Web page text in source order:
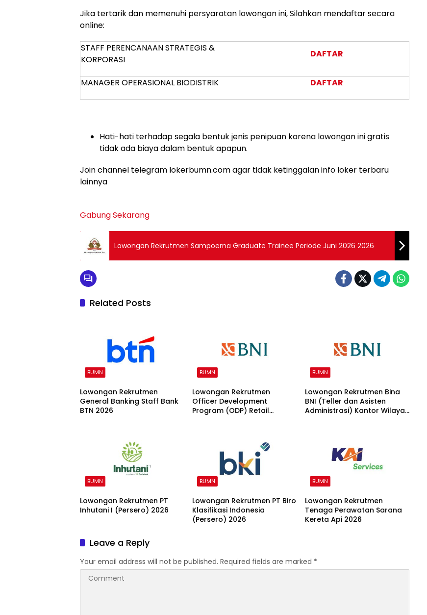
Jika tertarik dan memenuhi persyaratan lowongan ini, Silahkan mendaftar secara
online:
STAFF PERENCANAAN STRATEGIS &
KORPORASI
DAFTAR
MANAGER OPERASIONAL BIODISTRIK DAFTAR
Hati-hati terhadap segala bentuk jenis penipuan karena lowongan ini gratis
tidak ada biaya dalam bentuk apapun.
Join channel telegram lokerbumn.com agar tidak ketinggalan info loker terbaru
lainnya
Gabung Sekarang
Lowongan Rekrutmen Sampoerna Graduate Trainee Periode Juni 2026 2026
Related Posts
BUMN
Lowongan Rekrutmen
General Banking Staff Bank
BTN 2026
BUMN
Lowongan Rekrutmen
Officer Development
Program (ODP) Retail
BUMN
Lowongan Rekrutmen Bina
BNI (Teller dan Asisten
Administrasi) Kantor Wilayah
BUMN
Lowongan Rekrutmen PT
Inhutani I (Persero) 2026
BUMN
Lowongan Rekrutmen PT Biro
Klasifikasi Indonesia
(Persero) 2026
BUMN
Lowongan Rekrutmen
Tenaga Perawatan Sarana
Kereta Api 2026
Leave a Reply
Your email address will not be published. Required fields are marked *